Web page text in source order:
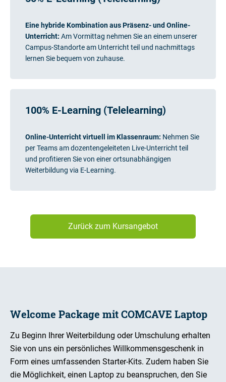
Eine hybride Kombination aus Präsenz- und Online-
Unterricht: Am Vormittag nehmen Sie an einem unserer
Campus-Standorte am Unterricht teil und nachmittags
lernen Sie bequem von zuhause.
100% E-Learning (Telelearning)
Online-Unterricht virtuell im Klassenraum: Nehmen Sie
per Teams am dozentengeleiteten Live-Unterricht teil
und profitieren Sie von einer ortsunabhängigen
Weiterbildung via E-Learning.
Zurück zum Kursangebot
Welcome Package mit COMCAVE Laptop
Zu Beginn Ihrer Weiterbildung oder Umschulung erhalten
Sie von uns ein persönliches Willkommensgeschenk in
Form eines umfassenden Starter-Kits. Zudem haben Sie
die Möglichkeit, einen Laptop zu beanspruchen, den Sie